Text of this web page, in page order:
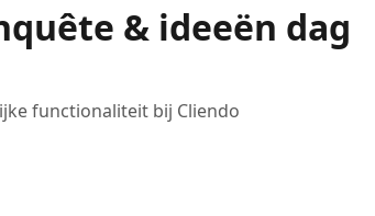
& ideeën dag
functionaliteit bij Cliendo